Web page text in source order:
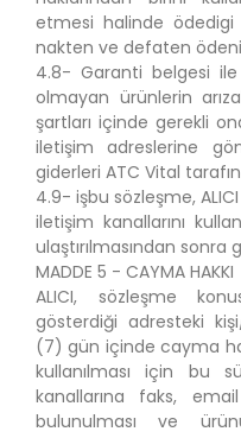
etmesi halinde
nakten ve defaten
4.8- Garanti belgesi
olmayan ürünlerin
şartları içinde gerekli
iletişim adreslerine
giderleri ATC Vital
4.9- işbu sözleşme,
iletişim kanallarını
ulaştırılmasından sonra
MADDE 5 - CAYMA HAKKI
ALICI, sözleşme
gösterdiği adresteki
(7) gün içinde cayma
kullanılması için bu
kanallarına faks,
bulunulması ve